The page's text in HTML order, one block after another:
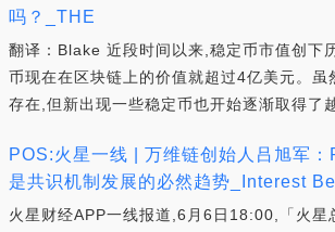
吗？_THE
翻译：Blake 近段时间以来,稳定币市值创下
币现在在区块链上的价值就超过4亿美元。虽
存在,但新出现一些稳定币也开始逐渐取得了
POS:火星一线 | 万维链创始人吕旭军
是共识机制发展的必然趋势_Interest
火星财经APP一线报道,6月6日18:00,「火星